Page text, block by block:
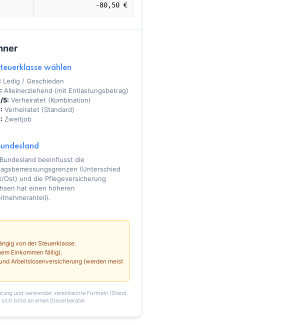
-80,50 €
wählen
Ledig / Geschieden
Alleinerziehend (mit Entlastungsbetrag)
5: Verheiratet (Kombination)
Verheiratet (Standard)
Zweitjob
beeinflusst die
(Unterschied
Ost) und die Pflegeversicherung
hat einen höheren
von der Steuerklasse.
Einkommen fällig).
Arbeitslosenversicherung (werden meist
und verwendet vereinfachte Formeln (Stand
bitte an einen Steuerberater.